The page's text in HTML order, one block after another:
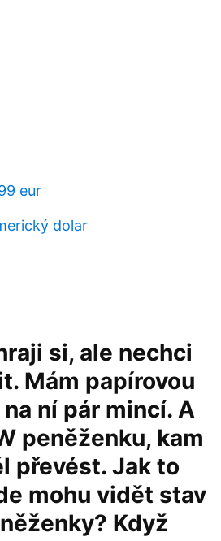
eur
dolar
si, ale nechci
Mám papírovou
ní pár mincí. A
peněženku, kam
převést. Jak to
mohu vidět stav
Když